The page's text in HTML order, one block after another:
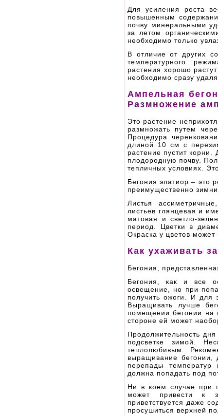
Для усиления роста
повышенным
почву минеральными
за летом
необходимо только
В отличие от других
температурного
растения хорошо
необходимо сразу
Ампельная
Размножение
Это растение
размножать путем
Процедура
длиной 10 см с
растение пустит
плодородную почву.
тепличных условиях.
Бегония элатиор – это
преимущественно
Листья
листьев глянцевая и
матовая и светло-
период. Цветки в
Окраска у цветов может
Как ухаживать
Бегония,
Бегония, как и все
освещение, но при
получить ожоги. И для
Выращивать лучше
помещении бегонии на
стороне ей может
Продолжительность
подсветке зимой.
теплолюбивым.
выращивание бегонии,
перепады
должна попадать под
Ни в коем случае при
может привести к
приветствуется даже
просушиться верхней